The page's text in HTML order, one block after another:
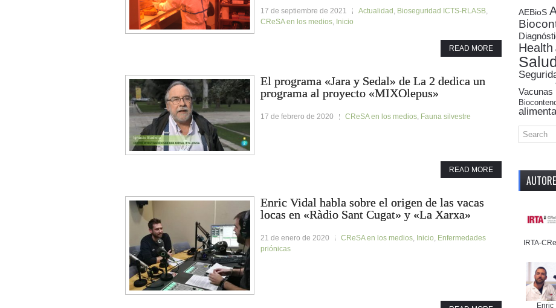
17 de septiembre de 2021 Actualidad , Bioseguridad ICTS-RLASB,
CReSA en los medios, Inicio
READ MORE
El programa «Jara y Sedal» de La 2 dedica un
programa al proyecto «MIXOlepus»
17 de febrero de 2020 CReSA en los medios, Fauna silvestre
READ MORE
Enric Vidal habla sobre el origen de las vacas
locas en «Ràdio Sant Cugat» y «La Xarxa»
21 de enero de 2020 CReSA en los medios, Inicio, Enfermedades
priónicas
AEBioS
Health
Vacunas
IRTA-
Enric